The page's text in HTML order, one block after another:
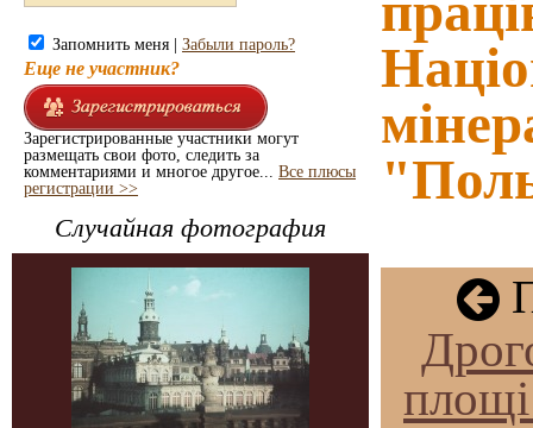
Запомнить меня | Забыли пароль?
Еще не участник?
Зарегистрированные участники могут
размещать свои фото, следить за
комментариями и многое другое... Все плюсы
регистрации >>
Случайная фотография